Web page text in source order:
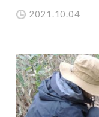
2021.10.04